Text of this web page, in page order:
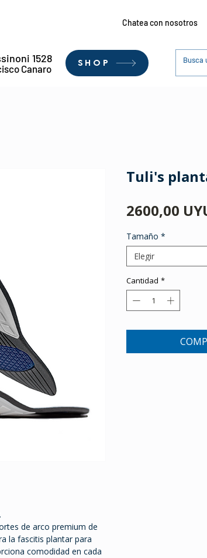
1528
Canaro
Chatea con nosotros
SHOP
de arco premium de
la fascitis plantar para
comodidad en cada
Tuli's
2600,00
Tamaño *
Elegir
Cantidad *